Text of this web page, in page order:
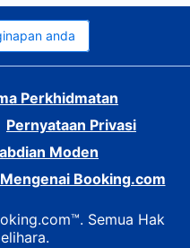
anda
Perkhidmatan
Pernyataan Privasi
Moden
Mengenai Booking.com
Semua Hak